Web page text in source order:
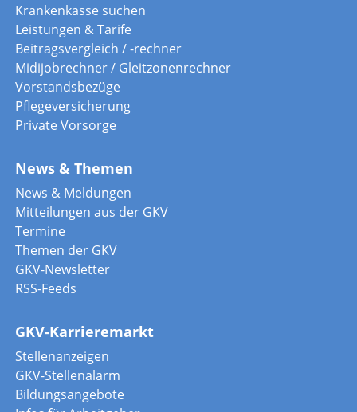
Krankenkasse suchen
Leistungen & Tarife
Beitragsvergleich / -rechner
Midijobrechner / Gleitzonenrechner
Vorstandsbezüge
Pflegeversicherung
Private Vorsorge
News & Themen
News & Meldungen
Mitteilungen aus der GKV
Termine
Themen der GKV
GKV-Newsletter
RSS-Feeds
GKV-Karrieremarkt
Stellenanzeigen
GKV-Stellenalarm
Bildungsangebote